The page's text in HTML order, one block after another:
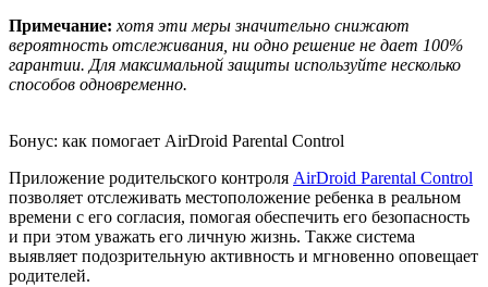
Примечание: хотя эти меры значительно снижают
вероятность отслеживания, ни одно решение не дает 100%
гарантии. Для максимальной защиты используйте несколько
способов одновременно.
Бонус: как помогает AirDroid Parental Control
Приложение родительского контроля AirDroid Parental Control
позволяет отслеживать местоположение ребенка в реальном
времени с его согласия, помогая обеспечить его безопасность
и при этом уважать его личную жизнь. Также система
выявляет подозрительную активность и мгновенно оповещает
родителей.